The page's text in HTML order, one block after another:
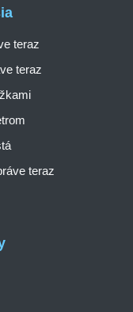
teraz
teraz
teraz